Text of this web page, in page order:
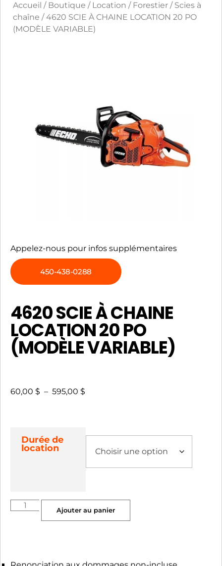
Accueil / Boutique / Location / Forestier / Scies à
chaîne / 4620 SCIE À CHAINE LOCATION 20 PO
(MODÈLE VARIABLE)
Appelez-nous pour infos supplémentaires
450-438-0288
4620 SCIE À CHAINE
LOCATION 20 PO
(MODÈLE VARIABLE)
60,00 $ – 595,00 $
Durée de
location
Ajouter au panier